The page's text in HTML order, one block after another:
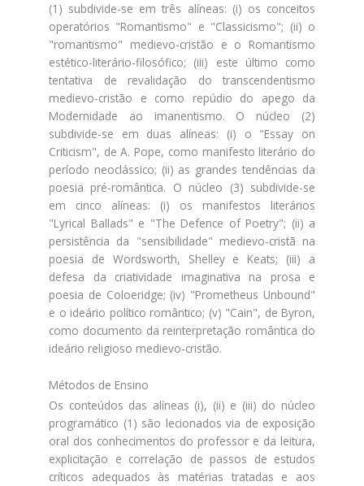
(1) subdivide-se em três alíneas: (i) os conceitos
operatórios "Romantismo" e "Classicismo"; (ii) o
"romantismo" medievo-cristão e o Romantismo
estético-literário-filosófico; (iii) este último como
tentativa de revalidação do transcendentismo
medievo-cristão e como repúdio do apego da
Modernidade ao imanentismo. O núcleo (2)
subdivide-se em duas alíneas: (i) o "Essay on
Criticism", de A. Pope, como manifesto literário do
período neoclássico; (ii) as grandes tendências da
poesia pré-romântica. O núcleo (3) subdivide-se
em cinco alíneas: (i) os manifestos literários
"Lyrical Ballads" e "The Defence of Poetry"; (ii) a
persistência da "sensibilidade" medievo-cristã na
poesia de Wordsworth, Shelley e Keats; (iii) a
defesa da criatividade imaginativa na prosa e
poesia de Coloeridge; (iv) "Prometheus Unbound"
e o ideário político romântico; (v) "Cain", de Byron,
como documento da reinterpretação romântica do
ideário religioso medievo-cristão.
Métodos de Ensino
Os conteúdos das alíneas (i), (ii) e (iii) do núcleo
programático (1) são lecionados via de exposição
oral dos conhecimentos do professor e da leitura,
explicitação e correlação de passos de estudos
críticos adequados às matérias tratadas e aos